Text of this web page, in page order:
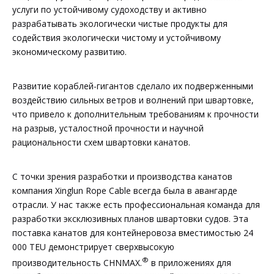
услуги по устойчивому судоходству и активно
разрабатывать экологически чистые продукты для
содействия экологически чистому и устойчивому
экономическому развитию.
Развитие кораблей-гигантов сделало их подверженными
воздействию сильных ветров и волнений при швартовке,
что привело к дополнительным требованиям к прочности
на разрыв, усталостной прочности и научной
рациональности схем швартовки канатов.
С точки зрения разработки и производства канатов
компания Xinglun Rope Cable всегда была в авангарде
отрасли. У нас также есть профессиональная команда для
разработки эксклюзивных планов швартовки судов. Эта
поставка канатов для контейнеровоза вместимостью 24
000 TEU демонстрирует сверхвысокую
производительность CHNMAX.® в приложениях для